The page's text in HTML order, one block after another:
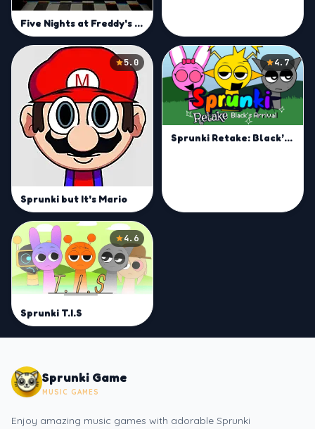
Five Nights at Freddy's Sprunki
5.0
Sprunki but It's Mario
4.7
Sprunki Retake: Black’s Arrival
4.6
Sprunki T.I.S
Sprunki Game
MUSIC GAMES
Enjoy amazing music games with adorable Sprunki